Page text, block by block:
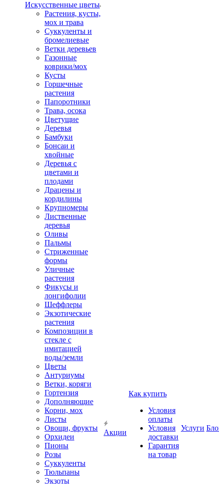
Искусственные цветы
Растения, кусты,
мох и трава
Суккуленты и
бромелиевые
Ветки деревьев
Газонные
коврики/мох
Кусты
Горшечные
растения
Папоротники
Трава, осока
Цветущие
Деревья
Бамбуки
Бонсаи и
хвойные
Деревья с
цветами и
плодами
Драцены и
кордилины
Крупномеры
Лиственные
деревья
Оливы
Пальмы
Стриженные
формы
Уличные
растения
Фикусы и
лонгифолии
Шеффлеры
Экзотические
растения
Композиции в
стекле с
имитацией
воды/земли
Цветы
Антуриумы
Ветки, коряги
Гортензия
Дополняющие
Корни, мох
Листы
Овощи, фрукты
Орхидеи
Пионы
Розы
Суккуленты
Тюльпаны
Экзоты
Акции
Как купить
Условия
оплаты
Условия
доставки
Гарантия
на товар
Услуги